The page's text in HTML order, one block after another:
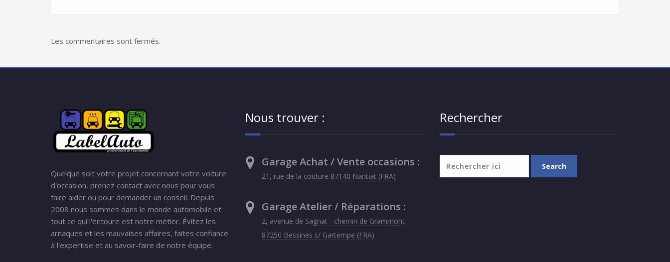
Les commentaires sont fermés.
Quelque soit votre projet concernant votre voiture
d'occasion, prenez contact avec nous pour vous
faire aider ou pour demander un conseil. Depuis
2008 nous sommes dans le monde automobile et
tout ce qui l'entoure est notre métier. Évitez les
arnaques et les mauvaises affaires, faites confiance
à l'expertise et au savoir-faire de notre équipe.
Nous trouver :
Garage Achat / Vente occasions :
21, rue de la couture 87140 Nantiat (FRA)
Garage Atelier / Réparations :
2, avenue de Sagnat - chemin de Grammont
87250 Bessines s/ Gartempe (FRA)
Rechercher